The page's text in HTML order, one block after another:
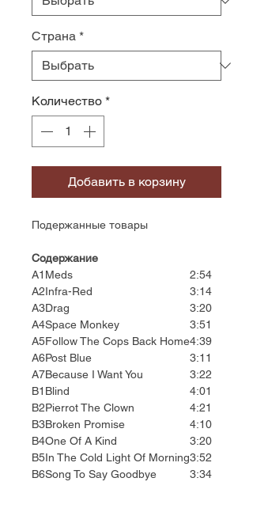
Страна *
Количество *
Добавить в корзину
Подержанные товары
Содержание
A1 Meds
2:54
A2Infra-Red
3:14
A3Drag
3:20
A4Space Monkey
3:51
A5Follow The Cops Back Home4:39
A6Post Blue
3:11
A7Because I Want You
3:22
B1 Blind
4:01
B2Pierrot The Clown
4:21
B3Broken Promise
4:10
B4One Of A Kind
3:20
B5In The Cold Light Of Morning3:52
B6Song To Say Goodbye 3:34